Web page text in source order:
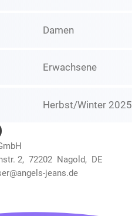
Damen
Erwachsene
Herbst/Winter 2025
2, 72202 Nagold, DE
jeans.de